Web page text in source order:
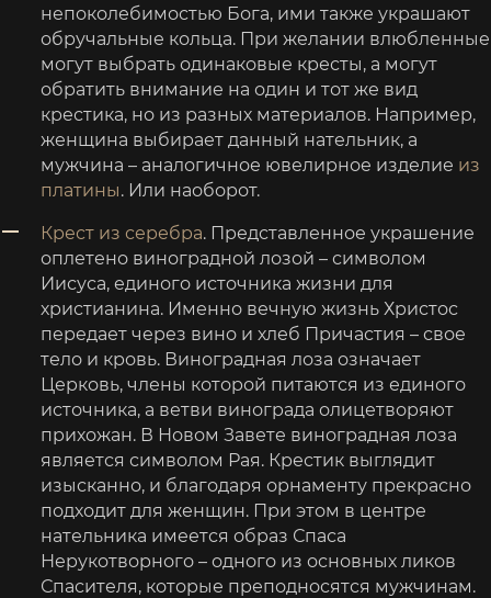
непоколебимостью Бога, ими также украшают
обручальные кольца. При желании влюбленные
могут выбрать одинаковые кресты, а могут
обратить внимание на один и тот же вид
крестика, но из разных материалов. Например,
женщина выбирает данный нательник, а
мужчина – аналогичное ювелирное изделие из
платины. Или наоборот.
Крест из серебра. Представленное украшение
оплетено виноградной лозой – символом
Иисуса, единого источника жизни для
христианина. Именно вечную жизнь Христос
передает через вино и хлеб Причастия – свое
тело и кровь. Виноградная лоза означает
Церковь, члены которой питаются из единого
источника, а ветви винограда олицетворяют
прихожан. В Новом Завете виноградная лоза
является символом Рая. Крестик выглядит
изысканно, и благодаря орнаменту прекрасно
подходит для женщин. При этом в центре
нательника имеется образ Спаса
Нерукотворного – одного из основных ликов
Спасителя, которые преподносятся мужчинам.